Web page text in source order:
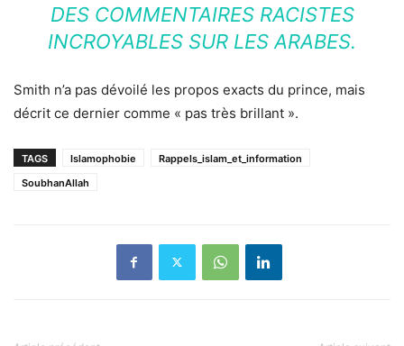
DES COMMENTAIRES RACISTES
INCROYABLES SUR LES ARABES.
Smith n’a pas dévoilé les propos exacts du prince, mais
décrit ce dernier comme « pas très brillant ».
TAGS Islamophobie
Rappels_islam_et_information
SoubhanAllah